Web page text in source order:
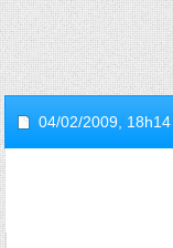
04/02/2009, 18h14